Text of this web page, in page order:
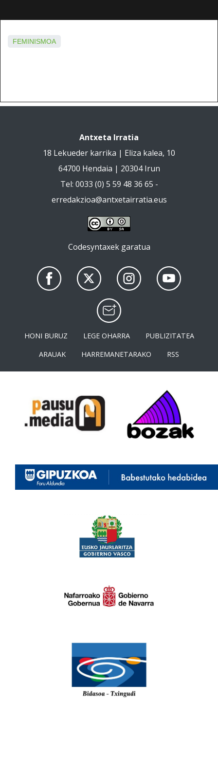
FEMINISMOA
Antxeta Irratia
18 Lekueder karrika | Eliza kalea, 10
64700 Hendaia | 20304 Irun
Tel: 0033 (0) 5 59 48 36 65 -
erredakzioa@antxetairratia.eus
Codesyntaxek garatua
HONI BURUZ LEGE OHARRA
PUBLIZITATEA
ARAUAK
HARREMANETARAKO RSS